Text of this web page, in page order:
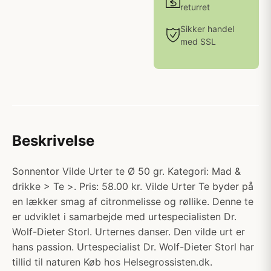
returret
Sikker handel
med SSL
Beskrivelse
Sonnentor Vilde Urter te Ø 50 gr. Kategori: Mad &
drikke > Te >. Pris: 58.00 kr. Vilde Urter Te byder på
en lækker smag af citronmelisse og røllike. Denne te
er udviklet i samarbejde med urtespecialisten Dr.
Wolf-Dieter Storl. Urternes danser. Den vilde urt er
hans passion. Urtespecialist Dr. Wolf-Dieter Storl har
tillid til naturen Køb hos Helsegrossisten.dk.